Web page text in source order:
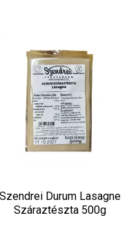
Szendrei Durum Lasagne
Száraztészta 500g